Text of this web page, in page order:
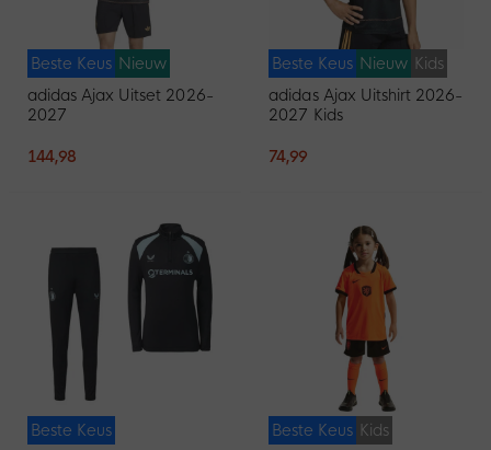
Beste Keus Nieuw
adidas Ajax Uitset 2026-
2027
144,98
Beste Keus Nieuw Kids
adidas Ajax Uitshirt 2026-
2027 Kids
74,99
Beste Keus
Beste Keus Kids